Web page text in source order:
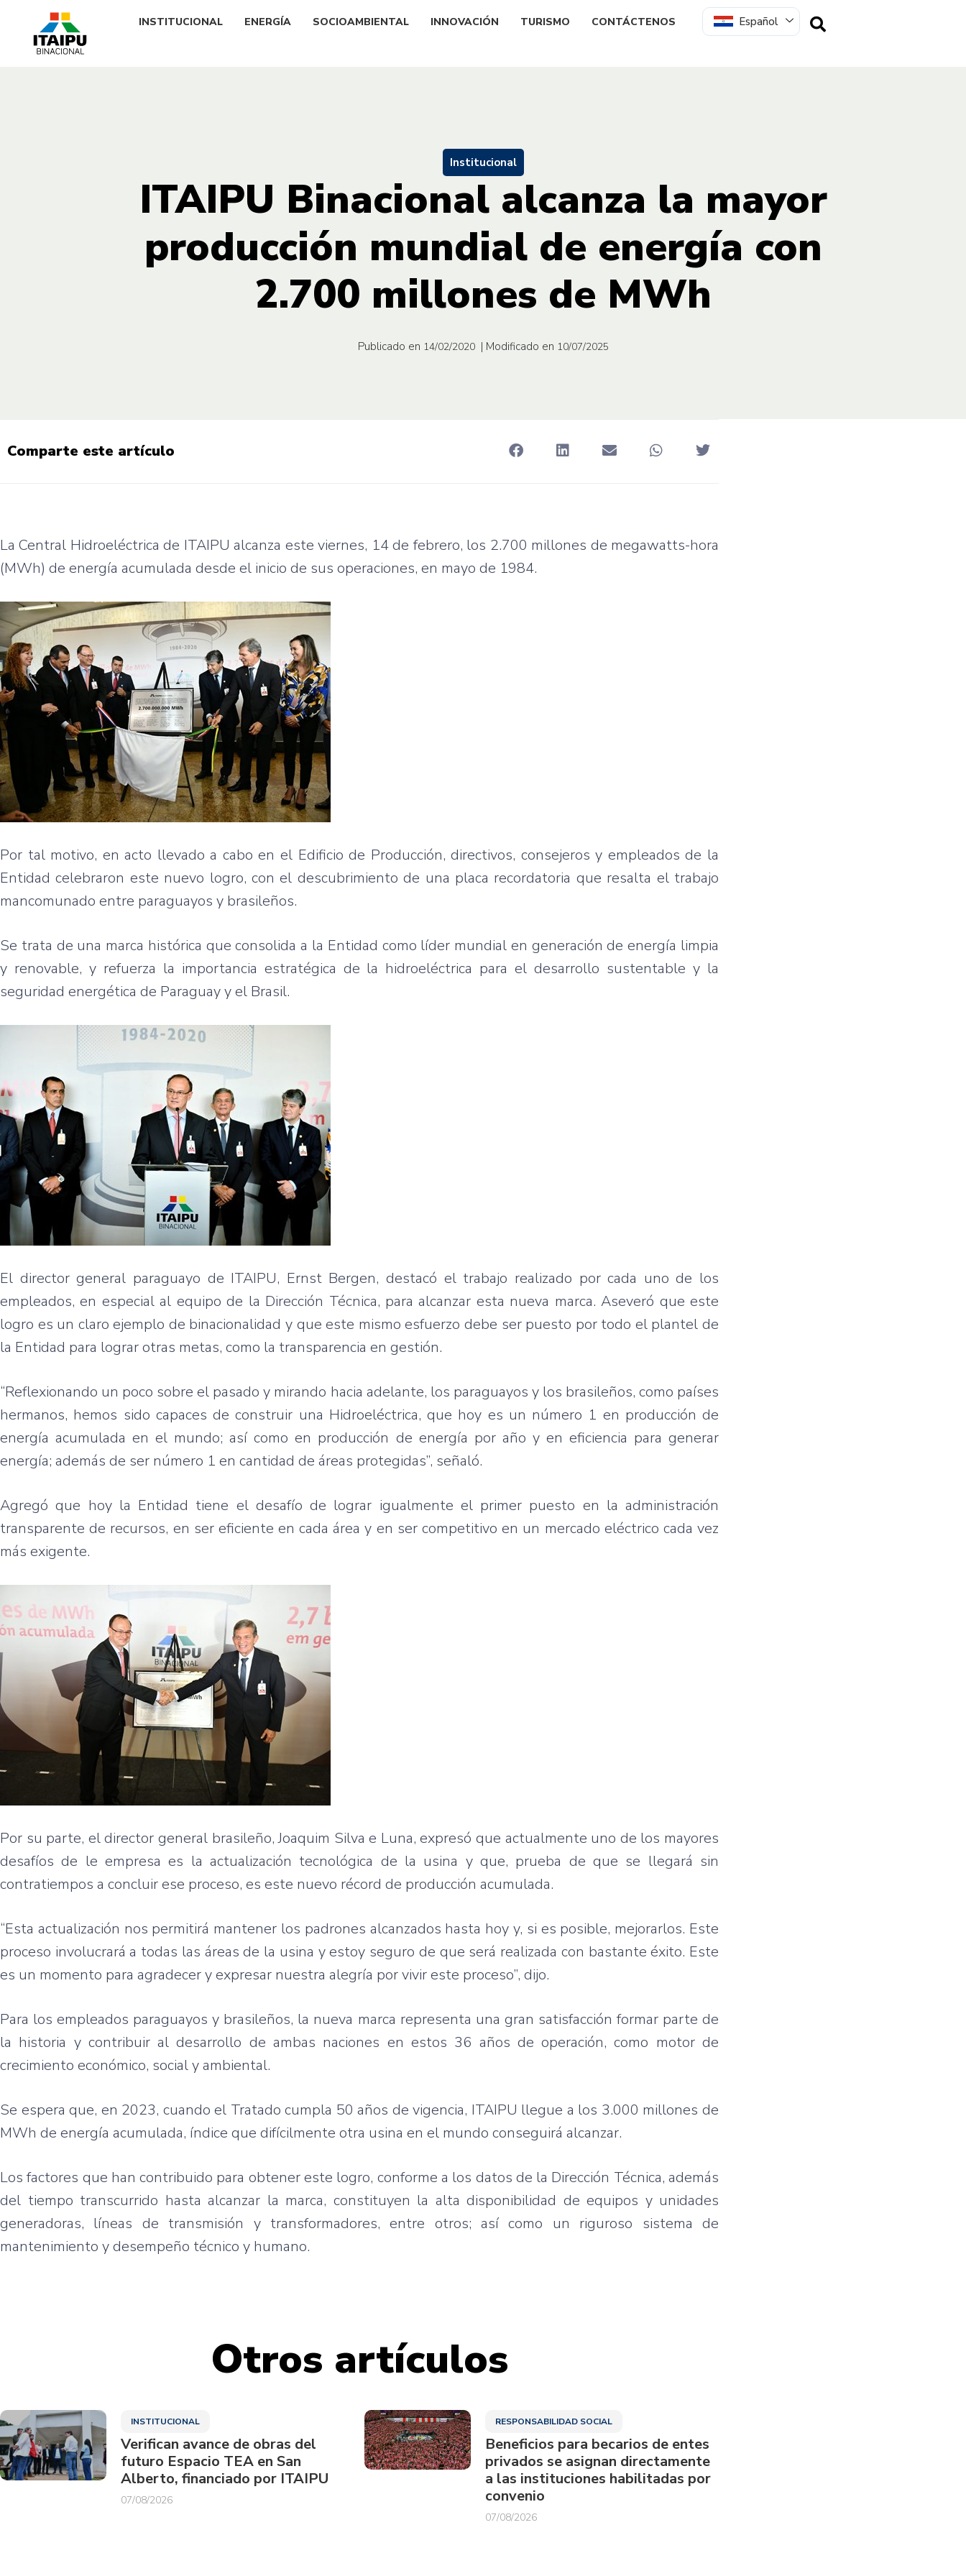
INSTITUCIONAL ENERGÍA SOCIOAMBIENTAL INNOVACIÓN TURISMO CONTÁCTENOS Español
Institucional
ITAIPU Binacional alcanza la mayor
producción mundial de energía con
2.700 millones de MWh
Publicado en 14/02/2020 | Modificado en 10/07/2025
Comparte este artículo
La Central Hidroeléctrica de ITAIPU alcanza este viernes, 14 de febrero, los 2.700 millones de megawatts-hora
(MWh) de energía acumulada desde el inicio de sus operaciones, en mayo de 1984.
Por tal motivo, en acto llevado a cabo en el Edificio de Producción, directivos, consejeros y empleados de la
Entidad celebraron este nuevo logro, con el descubrimiento de una placa recordatoria que resalta el trabajo
mancomunado entre paraguayos y brasileños.
Se trata de una marca histórica que consolida a la Entidad como líder mundial en generación de energía limpia
y renovable, y refuerza la importancia estratégica de la hidroeléctrica para el desarrollo sustentable y la
seguridad energética de Paraguay y el Brasil.
El director general paraguayo de ITAIPU, Ernst Bergen, destacó el trabajo realizado por cada uno de los
empleados, en especial al equipo de la Dirección Técnica, para alcanzar esta nueva marca. Aseveró que este
logro es un claro ejemplo de binacionalidad y que este mismo esfuerzo debe ser puesto por todo el plantel de
la Entidad para lograr otras metas, como la transparencia en gestión.
“Reflexionando un poco sobre el pasado y mirando hacia adelante, los paraguayos y los brasileños, como países
hermanos, hemos sido capaces de construir una Hidroeléctrica, que hoy es un número 1 en producción de
energía acumulada en el mundo; así como en producción de energía por año y en eficiencia para generar
energía; además de ser número 1 en cantidad de áreas protegidas”, señaló.
Agregó que hoy la Entidad tiene el desafío de lograr igualmente el primer puesto en la administración
transparente de recursos, en ser eficiente en cada área y en ser competitivo en un mercado eléctrico cada vez
más exigente.
Por su parte, el director general brasileño, Joaquim Silva e Luna, expresó que actualmente uno de los mayores
desafíos de le empresa es la actualización tecnológica de la usina y que, prueba de que se llegará sin
contratiempos a concluir ese proceso, es este nuevo récord de producción acumulada.
“Esta actualización nos permitirá mantener los padrones alcanzados hasta hoy y, si es posible, mejorarlos. Este
proceso involucrará a todas las áreas de la usina y estoy seguro de que será realizada con bastante éxito. Este
es un momento para agradecer y expresar nuestra alegría por vivir este proceso”, dijo.
Para los empleados paraguayos y brasileños, la nueva marca representa una gran satisfacción formar parte de
la historia y contribuir al desarrollo de ambas naciones en estos 36 años de operación, como motor de
crecimiento económico, social y ambiental.
Se espera que, en 2023, cuando el Tratado cumpla 50 años de vigencia, ITAIPU llegue a los 3.000 millones de
MWh de energía acumulada, índice que difícilmente otra usina en el mundo conseguirá alcanzar.
Los factores que han contribuido para obtener este logro, conforme a los datos de la Dirección Técnica, además
del tiempo transcurrido hasta alcanzar la marca, constituyen la alta disponibilidad de equipos y unidades
generadoras, líneas de transmisión y transformadores, entre otros; así como un riguroso sistema de
mantenimiento y desempeño técnico y humano.
Otros artículos
INSTITUCIONAL
Verifican avance de obras del
futuro Espacio TEA en San
Alberto, financiado por ITAIPU
07/08/2026
RESPONSABILIDAD SOCIAL
Beneficios para becarios de entes
privados se asignan directamente
a las instituciones habilitadas por
convenio
07/08/2026